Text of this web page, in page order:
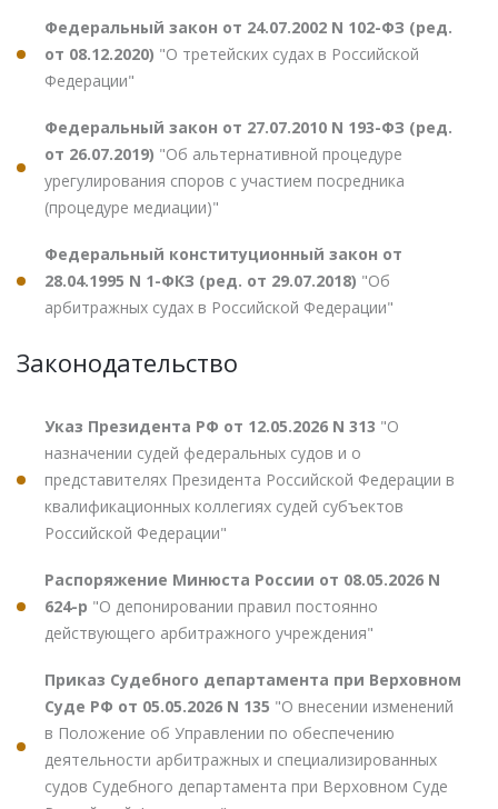
Федеральный закон от 24.07.2002 N 102-ФЗ (ред.
от 08.12.2020) "О третейских судах в Российской
Федерации"
Федеральный закон от 27.07.2010 N 193-ФЗ (ред.
от 26.07.2019) "Об альтернативной процедуре
урегулирования споров с участием посредника
(процедуре медиации)"
Федеральный конституционный закон от
28.04.1995 N 1-ФКЗ (ред. от 29.07.2018) "Об
арбитражных судах в Российской Федерации"
Законодательство
Указ Президента РФ от 12.05.2026 N 313 "О
назначении судей федеральных судов и о
представителях Президента Российской Федерации в
квалификационных коллегиях судей субъектов
Российской Федерации"
Распоряжение Минюста России от 08.05.2026 N
624-р "О депонировании правил постоянно
действующего арбитражного учреждения"
Приказ Судебного департамента при Верховном
Суде РФ от 05.05.2026 N 135 "О внесении изменений
в Положение об Управлении по обеспечению
деятельности арбитражных и специализированных
судов Судебного департамента при Верховном Суде